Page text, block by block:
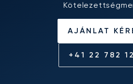
AJÁNLAT
+41 22 782